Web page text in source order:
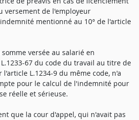
versement de l'employeur
mentionné au 10° de l'article
versée au salarié en
67 du code du travail au titre de
L.1234-9 du même code, n'a
pour le calcul de l'indemnité pour
réelle et sérieuse.
que la cour d'appel, qui n'avait pas